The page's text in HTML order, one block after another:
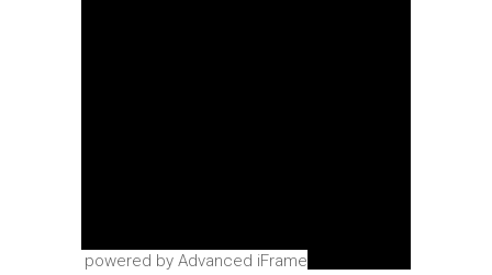
powered by Advanced iFrame